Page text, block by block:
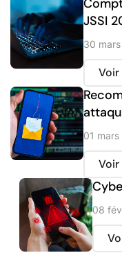
JSSI
30
Voir
01 mars
Voir
08